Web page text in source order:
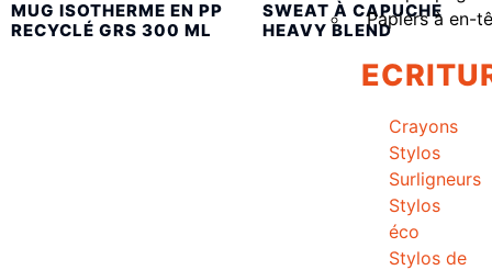
Papiers à en-
Crayons
Stylos
Surligneurs
Stylos
éco
Stylos de
MUG ISOTHERME EN PP
RECYCLÉ GRS 300 ML
SWEAT À CAPUCHE
HEAVY BLEND